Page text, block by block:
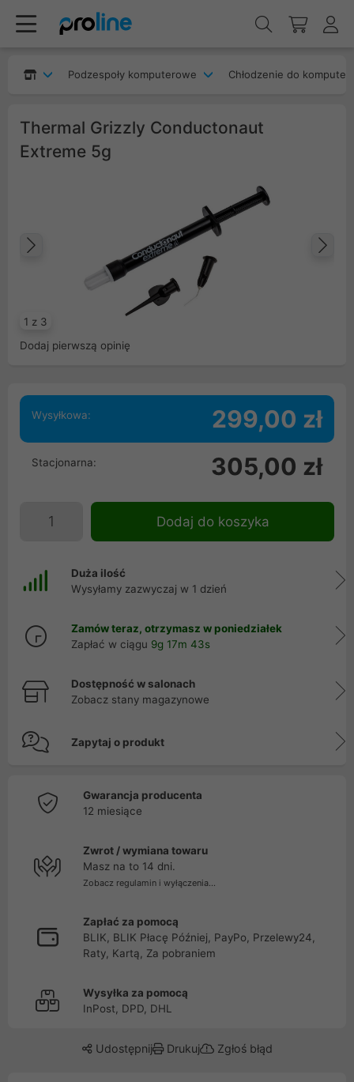
Podzespoły komputerowe Chłodzenie do
Thermal Grizzly Conductonaut
Extreme 5g
1 z 3
Poprzedni
Dodaj pierwszą opinię
Wysyłkowa: 299,00 zł
Stacjonarna: 305,00 zł
Dodaj do koszyka
Duża ilość
Wysyłamy zazwyczaj w 1 dzień
Zamów teraz, otrzymasz w poniedziałek
Zapłać w ciągu 9g 17m 43s
Dostępność w salonach
Zobacz stany magazynowe
Zapytaj o produkt
Gwarancja producenta
12 miesiące
Zwrot / wymiana towaru
Masz na to 14 dni.
Zobacz regulamin i wyłączenia...
Zapłać za pomocą
BLIK, BLIK Płacę Później, PayPo, Przelewy24,
Raty, Kartą, Za pobraniem
Wysyłka za pomocą
InPost, DPD, DHL
Udostępnij Drukuj Zgłoś błąd